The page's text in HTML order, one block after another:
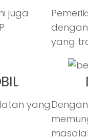
juga
yang
yang